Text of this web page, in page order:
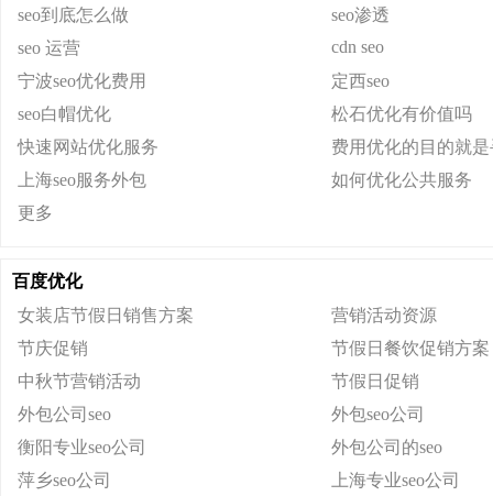
seo到底怎么做
seo渗透
seo 运营
cdn seo
宁波seo优化费用
定西seo
seo白帽优化
松石优化有价值吗
快速网站优化服务
费用优化的目的就
上海seo服务外包
如何优化公共服务
更多
百度优化
女装店节假日销售方案
营销活动资源
节庆促销
节假日餐饮促销方案
中秋节营销活动
节假日促销
外包公司seo
外包seo公司
衡阳专业seo公司
外包公司的seo
萍乡seo公司
上海专业seo公司